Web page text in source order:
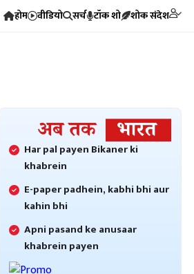
होम वीडियो सर्च टॉक शो शोक संदेश
Har pal payen Bikaner ki
khabrein
E-paper padhein, kabhi bhi aur
kahin bhi
Apni pasand ke anusaar
khabrein payen